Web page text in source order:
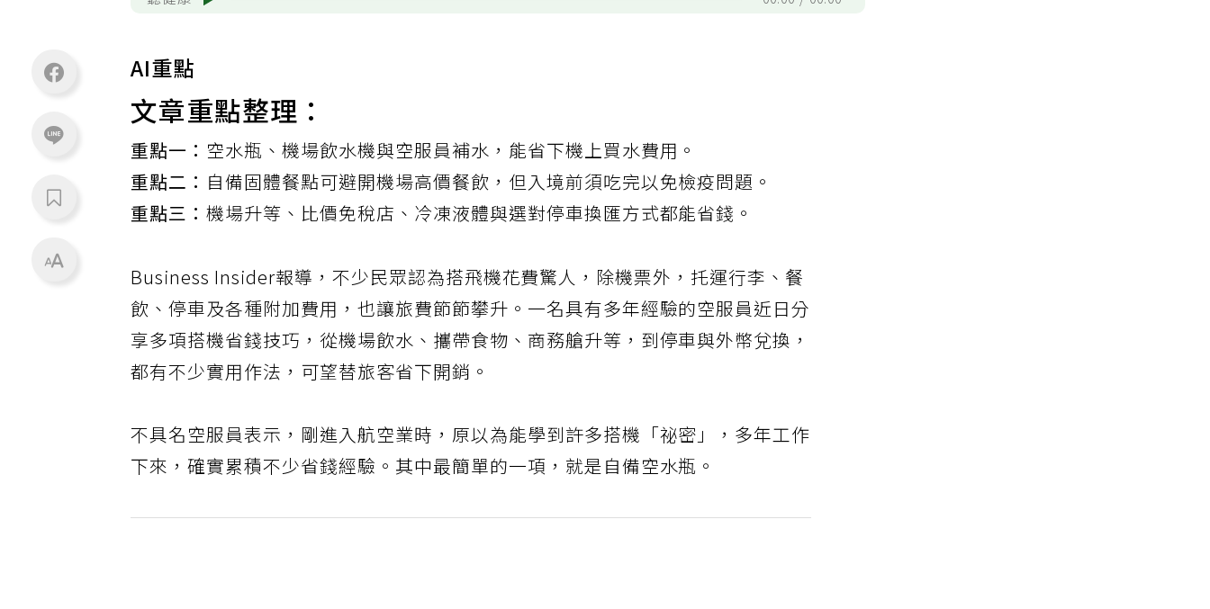
00:00 00:00
AI重點
文章重點整理：
重點一： 空水瓶、機場飲水機與空服員補水，能省下機上買水費用。
重點二： 自備固體餐點可避開機場高價餐飲，但入境前須吃完以免檢疫問題。
重點三：機場升等、比價免稅店、冷凍液體與選對停車換匯方式都能省錢。
Business Insider報導，不少民眾認為搭飛機花費驚人，除機票外，托運行李、餐
飲、停車及各種附加費用，也讓旅費節節攀升。一名具有多年經驗的空服員近日分
享多項搭機省錢技巧，從機場飲水、攜帶食物、商務艙升等，到停車與外幣兌換，
都有不少實用作法，可望替旅客省下開銷。
不具名空服員表示，剛進入航空業時，原以為能學到許多搭機「祕密」，多年工作
下來，確實累積不少省錢經驗。其中最簡單的一項，就是自備空水瓶。